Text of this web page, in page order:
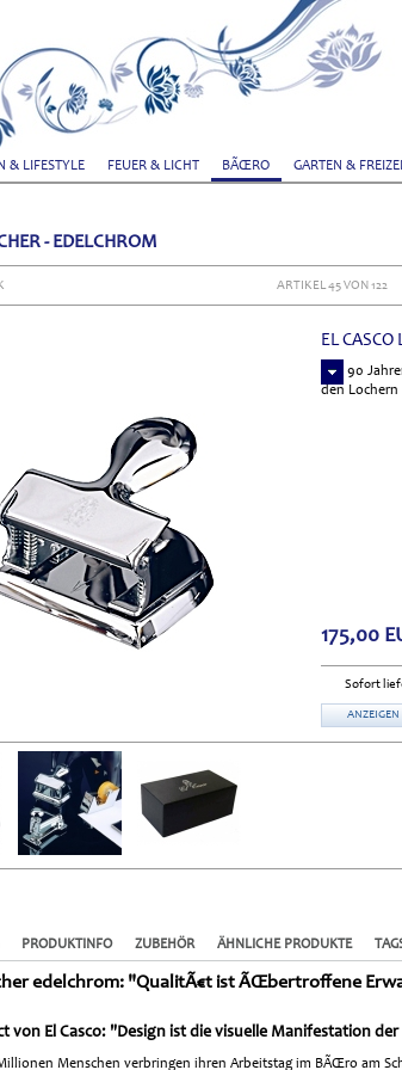
& LIFESTYLE FEUER & LICHT BÃŒRO GARTEN &
- EDELCHROM
ARTIKEL 45 VON 122
EL CASCO
Seit 90
den Lochern
175,00
Sofort
ANZEIGEN
PRODUKTINFO ZUBEHÖR ÄHNLICHE PRODUKTE
edelchrom: "QualitÃ€t ist ÃŒbertroffene
von El Casco: "Design ist die visuelle Manifestation
Menschen verbringen ihren Arbeitstag im BÃŒro am